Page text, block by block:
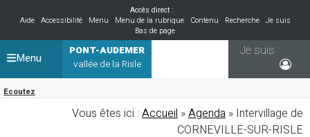
Accès direct :
Aide
Accessibilité Menu Menu de la rubrique Contenu Recherche
Je suis
Bas de page
PONT-AUDEMER
vallée de la Risle
Ecoutez
Je suis
Menu
Vous êtes ici : Accueil »Agenda » Intervillage de
CORNEVILLE-SUR-RISLE